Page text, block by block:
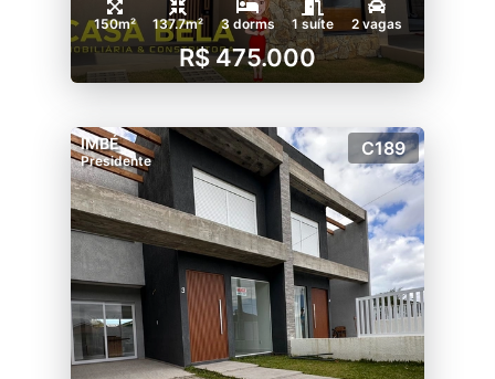
150m² 137.7m² 3 dorms 1 suíte 2 vagas
R$ 475.000
IMBÉ
Presidente
C189